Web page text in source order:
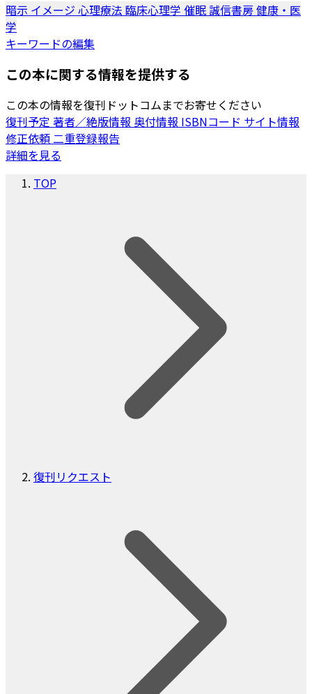
暗示 イメージ 心理療法 臨床心理学 催眠誠信書房健康・医
学
キーワードの編集
この本に関する情報を提供する
この本の情報を復刊ドットコムまでお寄せください
復刊予定 著者／絶版情報 奥付情報 ISBNコード サイト情報
修正依頼二重登録報告
詳細を見る
TOP
復刊リクエスト